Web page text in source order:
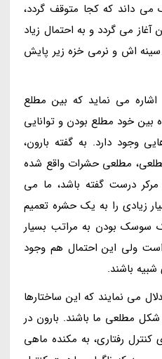
داند که کجا متوقف گردد،
می گردد و به احتمال زیاد
سینه اش و نرمی خزه زیر پایش
اشاره می نماید که بین مطلع
بین خود مطلع بودن و توانایی
وجود دارد. به گفته بارون،
مطلعی حشرات واقع شده
درست گفته باشد، ما می
زیادی را به یک حشره تعمیم
سوسک بودن به مراتب بسیار
ولی این احتمال هم وجود
باشند.
می نمایند که این ساختارها
مطلعی ما باشند. بارون در
کنترل رفتاری، به مکنده ماهی